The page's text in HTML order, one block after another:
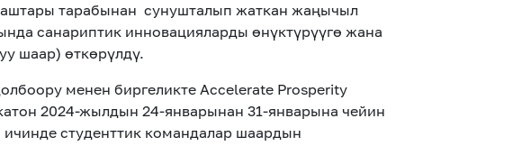
тарабынан сунушталып жаткан жаңычыл
санариптик инновацияларды өнүктүрүүгө жана
шаар) өткөрүлдү.
менен биргеликте Accelerate Prosperity
2024-жылдын 24-январынан 31-январына чейин
студенттик командалар шаардын